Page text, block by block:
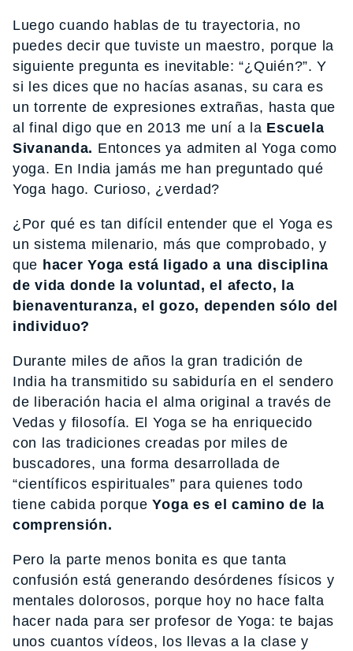
Luego cuando hablas de tu trayectoria, no
puedes decir que tuviste un maestro, porque la
siguiente pregunta es inevitable: “¿Quién?”. Y
si les dices que no hacías asanas, su cara es
un torrente de expresiones extrañas, hasta que
al final digo que en 2013 me uní a la Escuela
Sivananda. Entonces ya admiten al Yoga como
yoga. En India jamás me han preguntado qué
Yoga hago. Curioso, ¿verdad?
¿Por qué es tan difícil entender que el Yoga es
un sistema milenario, más que comprobado, y
que hacer Yoga está ligado a una disciplina
de vida donde la voluntad, el afecto, la
bienaventuranza, el gozo, dependen sólo del
individuo?
Durante miles de años la gran tradición de
India ha transmitido su sabiduría en el sendero
de liberación hacia el alma original a través de
Vedas y filosofía. El Yoga se ha enriquecido
con las tradiciones creadas por miles de
buscadores, una forma desarrollada de
“científicos espirituales” para quienes todo
tiene cabida porqueYoga es el camino de la
comprensión.
Pero la parte menos bonita es que tanta
confusión está generando desórdenes físicos y
mentales dolorosos, porque hoy no hace falta
hacer nada para ser profesor de Yoga: te bajas
unos cuantos vídeos, los llevas a la clase y